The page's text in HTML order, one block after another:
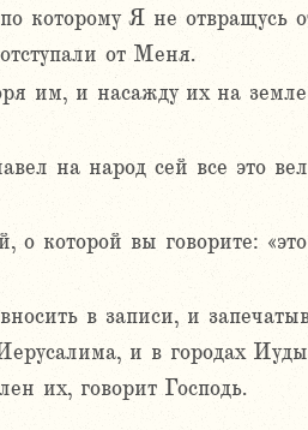
которому Я не отвращусь
от Меня.
им, и насажду их на
на народ сей все это
о которой вы говорите:
в записи, и
и в городах
их, говорит Господь.